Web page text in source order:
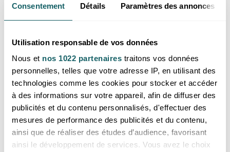
Consentement Détails Paramètres des annonces
Utilisation responsable de vos données
Nous et nos 1022 partenaires traitons vos données
personnelles, telles que votre adresse IP, en utilisant des
technologies comme les cookies pour stocker et accéder
à des informations sur votre appareil, afin de diffuser des
publicités et du contenu personnalisés, d'effectuer des
mesures de performance des publicités et du contenu,
ainsi que de réaliser des études d’audience, favorisant
ainsi le développement de services. Vous avez le choix
Inde Inde
Fil de perles facettées 06mm
saphir bleu AB
Fil de perles pierres brutes 06
x 10mm saphir bleu cristallisé